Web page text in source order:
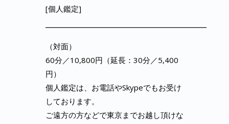
[個人鑑定]
━━━━━━━━━━━━━━━━━━━━━
（対面）
60分／10,800円（延長：30分／5,400
円）
個人鑑定は、お電話やSkypeでもお受け
しております。
ご遠方の方などで東京までお越し頂けな